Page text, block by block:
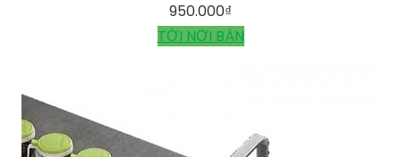
950.000₫
TỚI NƠI BÁN